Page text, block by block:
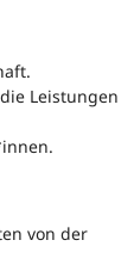
Leistungen
von der